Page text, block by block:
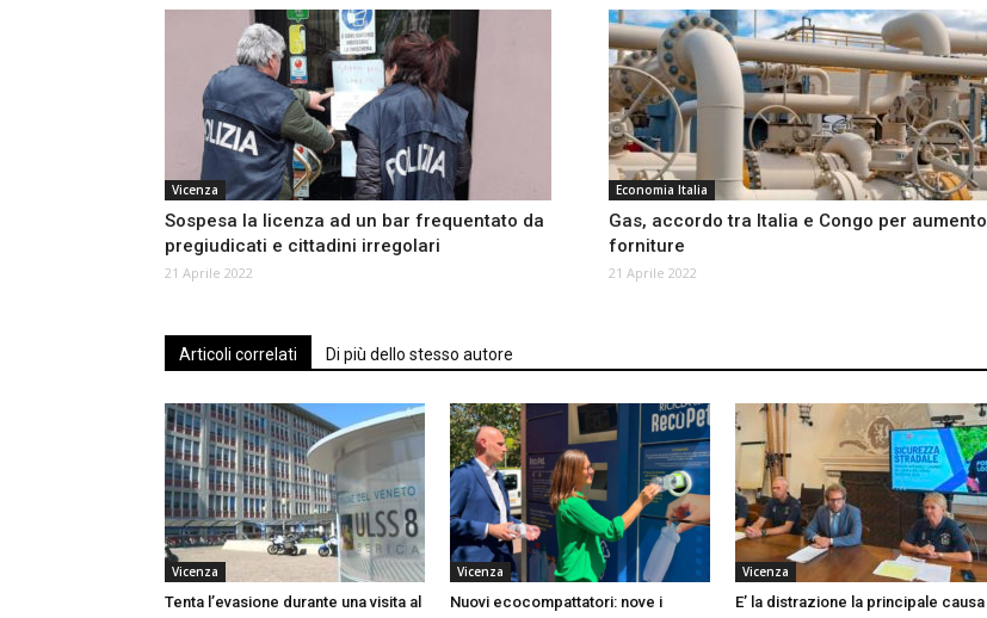
Vicenza
Sospesa la licenza ad un bar frequentato da
pregiudicati e cittadini irregolari
21 Aprile 2022
Economia Italia
Gas, accordo tra Italia e Congo per aumento
forniture
21 Aprile 2022
Articoli correlati Di più dello stesso autore
Vicenza
Tenta l’evasione durante una visita al
Vicenza
Nuovi ecocompattatori: nove i
Vicenza
E’ la distrazione la principale causa